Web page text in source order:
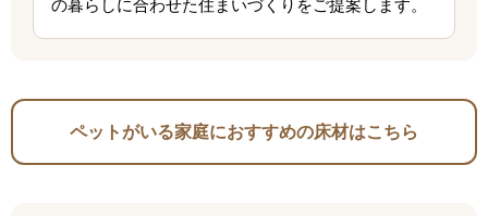
の暮らしに合わせた住まいづくりをご提案します。
ペットがいる家庭におすすめの床材はこちら